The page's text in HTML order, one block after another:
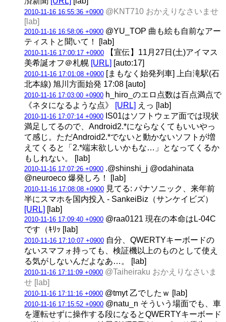
2010-11-16 16:55:36 +0900 @KNT710 おかえりなさいませ
[lab]
2010-11-16 16:58:06 +0900 @YU_TOP 曲も絵も自前なアー
ティストと聞いて！ [lab]
2010-11-16 17:00:17 +0900 【宣伝】11月27日(土)アイマス
美希誕オフ＠札幌 [URL] [auto:17]
2010-11-16 17:01:08 +0900 [まもなく始発列車] 上白滝駅(石
北本線) 旭川方面始発 17:08 [auto]
2010-11-16 17:03:00 +0900 h_hiro_のエロ点数は百点満点で
《ネタになるような点》
[URL] えっ [lab]
2010-11-16 17:07:14 +0900 IS01はソフトウェア面では現状
満足してるので、Android2.*にならなくてもいいやっ
て感じ。ただAndroid2.*でないと動かないソフトが増
えてくると「2.*端末欲しいかもな…」となってくるか
もしれない。 [lab]
2010-11-16 17:07:26 +0900 .@shinshi_j @odahinata
@neuroeco 爆発しろ！ [lab]
2010-11-16 17:08:08 +0900 見てる: パナソニック、来年前
半にスマホを国内投入 - SankeiBiz（サンケイビズ）
[URL] [lab]
2010-11-16 17:09:40 +0900 @raa0121 現在の本命はL-04C
です（ｷﾘｯ [lab]
2010-11-16 17:10:07 +0900 自分、QWERTYキーボードの
ないスマフォ持っても、検証機以上のものとして使え
る気がしないんだよなあ…。 [lab]
2010-11-16 17:11:09 +0900 @Taiheiraku おかえりなさいま
せ [lab]
2010-11-16 17:11:16 +0900 @tmyt 乙でしたｗ [lab]
2010-11-16 17:15:52 +0900 @natu_n そういう場面でも、車
を運転せずに操作する段になるとQWERTYキーボード